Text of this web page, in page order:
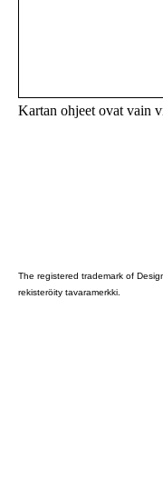
Kartan ohjeet ovat vain
The registered trademark of
rekisteröity tavaramerkki.